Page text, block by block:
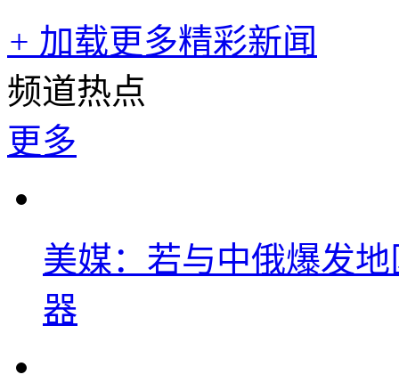
+ 加载更多精彩新闻
频道热点
更多
美媒：若与中俄爆发
器